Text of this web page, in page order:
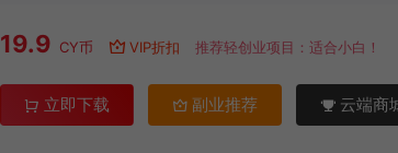
19.9 CY币 VIP折扣 推荐轻创业项目：适合小白！
立即下载 副业推荐 云端商